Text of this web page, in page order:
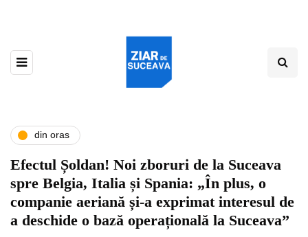
din oras
Efectul Șoldan! Noi zboruri de la Suceava
spre Belgia, Italia și Spania: „În plus, o
companie aeriană și-a exprimat interesul de
a deschide o bază operațională la Suceava”